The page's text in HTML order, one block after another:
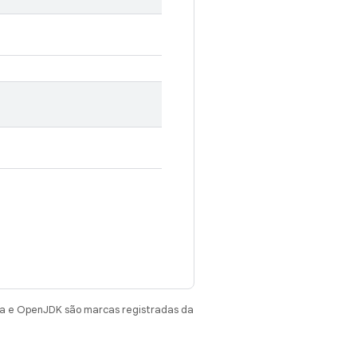
e OpenJDK são marcas registradas da